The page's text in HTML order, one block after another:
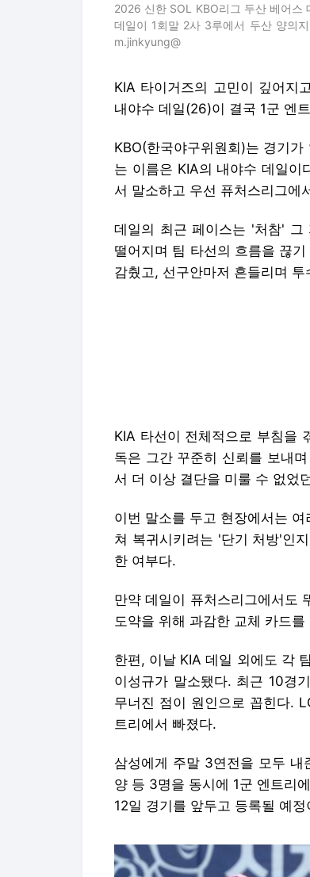
2026 신한 SOL KBO리그 두산 베어스
데일이 1회말 2사 3루에서 두산 양의
m.jinkyung@
KIA 타이거즈의 고민이 깊어지
내야수 데일(26)이 결국 1군 엔
KBO(한국야구위원회)는 경기
는 이름은 KIA의 내야수 데일이
서 말소하고 우선 퓨처스리그에
데일의 최근 페이스는 '처참' 그
떨어지며 팀 타선의 흐름을 끊
감췄고, 선구안마저 흔들리며
한 여부다.
만약 데일이 퓨처스리그에서도
한편, 이날 KIA 데일 외에도 각
이성규가 말소됐다. 최근 10경
트리에서 빠졌다.
양 등 3명을 동시에 1군 엔트리
12일 경기를 앞두고 등록될 예정